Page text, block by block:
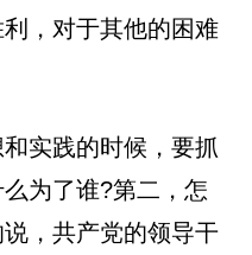
，对于其他的困难
实践的时候，要抓
为了谁?第二，怎
，共产党的领导干